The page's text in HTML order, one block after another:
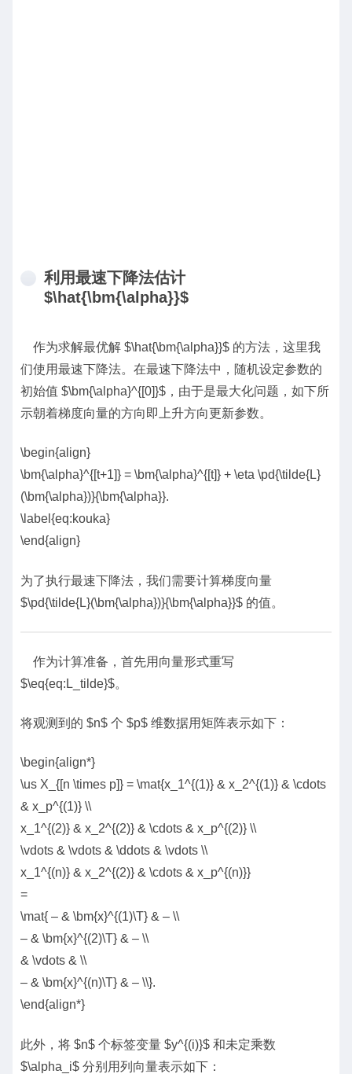
利用最速下降法估计
$\hat{\bm{\alpha}}$
作为求解最优解 $\hat{\bm{\alpha}}$ 的方法，这里我
们使用最速下降法。在最速下降法中，随机设定参数的
初始值 $\bm{\alpha}^{[0]}$，由于是最大化问题，如下所
示朝着梯度向量的方向即上升方向更新参数。
\begin{align}
\bm{\alpha}^{[t+1]} = \bm{\alpha}^{[t]} + \eta \pd{\tilde{L}
(\bm{\alpha})}{\bm{\alpha}}.
\label{eq:kouka}
\end{align}
为了执行最速下降法，我们需要计算梯度向量
$\pd{\tilde{L}(\bm{\alpha})}{\bm{\alpha}}$ 的值。
作为计算准备，首先用向量形式重写
$\eq{eq:L_tilde}$。
将观测到的 $n$ 个 $p$ 维数据用矩阵表示如下：
\begin{align*}
\us X_{[n \times p]} = \mat{x_1^{(1)} & x_2^{(1)} & \cdots
& x_p^{(1)} \\
x_1^{(2)} & x_2^{(2)} & \cdots & x_p^{(2)} \\
\vdots & \vdots & \ddots & \vdots \\
x_1^{(n)} & x_2^{(2)} & \cdots & x_p^{(n)}}
=
\mat{ – & \bm{x}^{(1)\T} & – \\
– & \bm{x}^{(2)\T} & – \\
& \vdots & \\
– & \bm{x}^{(n)\T} & – \\}.
\end{align*}
此外，将 $n$ 个标签变量 $y^{(i)}$ 和未定乘数
$\alpha_i$ 分别用列向量表示如下：